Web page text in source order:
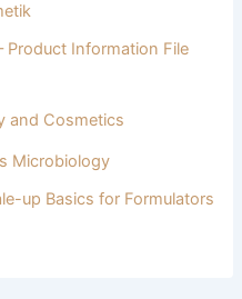
Product Information File
and Cosmetics
Microbiology
up Basics for Formulators